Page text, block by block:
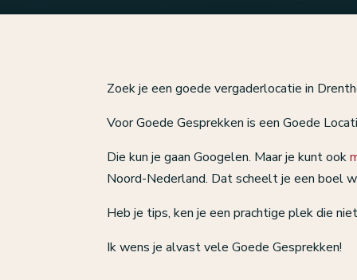
Zoek je een goede vergaderlocatie in
Voor Goede Gesprekken is een Goede
Die kun je gaan Googelen. Maar je kunt ook
Noord-Nederland. Dat scheelt je een boel
Heb je tips, ken je een prachtige plek die
Ik wens je alvast vele Goede Gesprekken!